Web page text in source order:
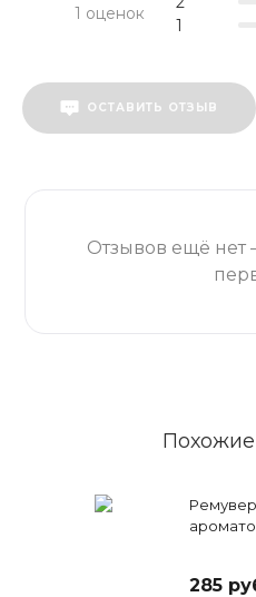
1 оценок
1
ОСТАВИТЬ ОТЗЫВ
Отзывов ещё нет
Ремувер
285